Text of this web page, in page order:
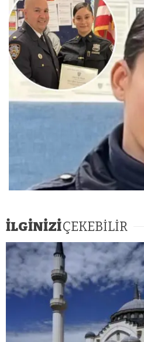
İLGİNİZİÇEKEBİLİR